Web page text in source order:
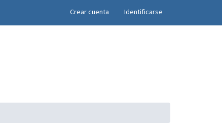
Crear cuenta Identificarse ×